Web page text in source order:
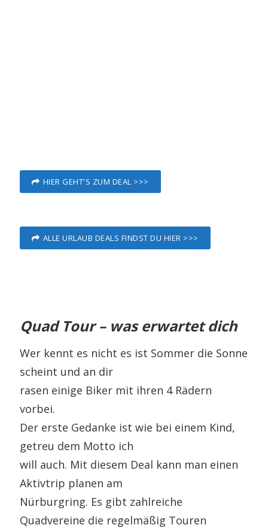
HIER GEHT'S ZUM DEAL >>>
ALLE URLAUB DEALS FINDST DU HIER >>>
Quad Tour – was erwartet dich
Wer kennt es nicht es ist Sommer die Sonne
scheint und an dir
rasen einige Biker mit ihren 4 Rädern
vorbei.
Der erste Gedanke ist wie bei einem Kind,
getreu dem Motto ich
will auch. Mit diesem Deal kann man einen
Aktivtrip planen am
Nürburgring. Es gibt zahlreiche
Quadvereine die regelmäßig Touren